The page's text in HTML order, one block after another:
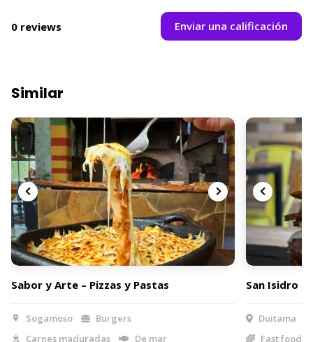
0 reviews Enviar una calificación
Similar
Sabor y Arte – Pizzas y Pastas
Sogamoso
Burgers
Carnes maduradas
De mar
San Isidro
Duitama
Fast food